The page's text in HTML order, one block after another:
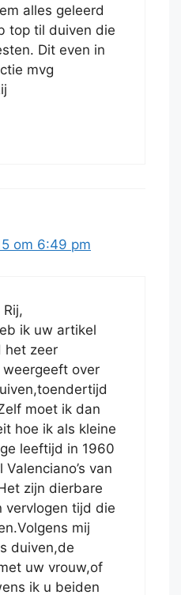
alles geleerd
top til duiven die
Dit even in
mvg
om 6:49 pm
ik uw artikel
het zeer
over
moet ik dan
hoe ik als kleine
leeftijd in 1960
van
zijn dierbare
vervlogen tijd die
mij
duiven,de
uw vrouw,of
ik u beiden